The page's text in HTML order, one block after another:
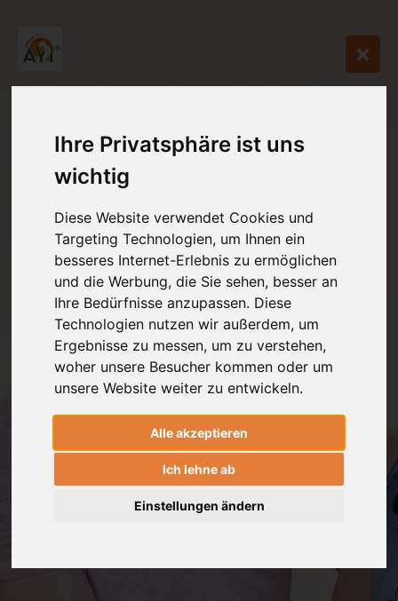
Ihre Privatsphäre ist uns
wichtig
Diese Website verwendet Cookies und
Targeting Technologien, um Ihnen ein
besseres Internet-Erlebnis zu ermöglichen
und die Werbung, die Sie sehen, besser an
Ihre Bedürfnisse anzupassen. Diese
Technologien nutzen wir außerdem, um
Ergebnisse zu messen, um zu verstehen,
woher unsere Besucher kommen oder um
unsere Website weiter zu entwickeln.
Alle akzeptieren
Ich lehne ab
Einstellungen ändern